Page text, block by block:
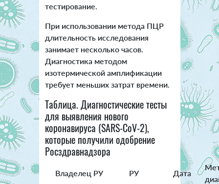
тестирование.
При использовании метода ПЦР
длительность исследования
занимает несколько часов.
Диагностика методом
изотермической амплификации
требует меньших затрат времени.
Таблица. Диагностические тесты
для выявления нового
коронавируса (SARS-CoV-2),
которые получили одобрение
Росздравнадзора
Владелец РУ РУ Дата